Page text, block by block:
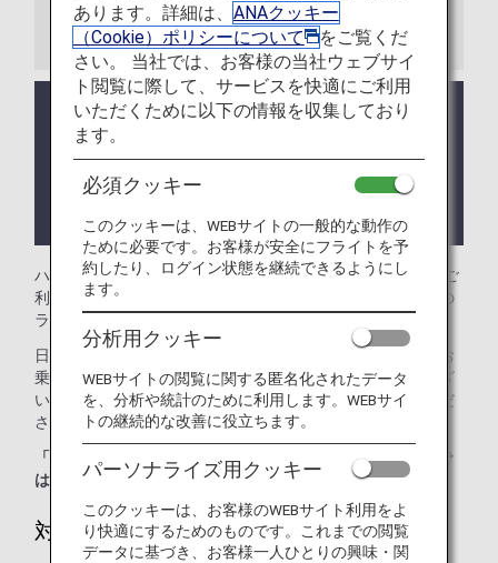
お知らせ
ラウンジ所有者がANAではない空港においては事前
告知なくサービス、営業時間が変更する可能性があ
ラウンジが所在する国や州により入室条件に制約が
ある場合があります。
ハノイ ノイバイ国際空港では、ビジネスクラスラウンジ
をご
利用いただけます。本ページはANA国際線を利用される際の
ラウンジ入室基準を記載しております。
日本国外の空港にて、ANA国際線から他航空会社国内線にお
乗り継ぎの場合には、ラウンジ入室基準が異なる場合がござ
います。入室基準に関しては各運航会社にお問い合わせくだ
さい。
「ANA SUITE LOUNGE」ご利用券は、こちらのラウンジで
はご利用いただけません。
対象のお客様
あります。詳細は、 ANAクッキー
（Cookie）ポリシーについて
をご覧くだ
さい。 当社では、お客様の当社ウェブサイ
ト閲覧に際して、サービスを快適にご利用
いただくために以下の情報を収集しており
ます。
必須クッキー
このクッキーは、WEBサイトの一般的な動作の
ために必要です。お客様が安全にフライトを予
約したり、ログイン状態を継続できるようにし
ます。
分析用クッキー
WEBサイトの閲覧に関する匿名化されたデータ
を、分析や統計のために利用します。WEBサイ
トの継続的な改善に役立ちます。
パーソナライズ用クッキー
このクッキーは、お客様のWEBサイト利用をよ
り快適にするためのものです。これまでの閲覧
データに基づき、お客様一人ひとりの興味・関